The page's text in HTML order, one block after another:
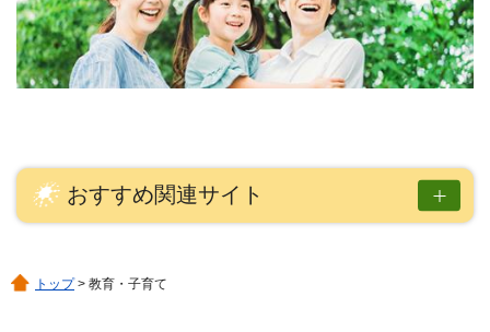
おすすめ関連サイト
トップ> 教育・子育て